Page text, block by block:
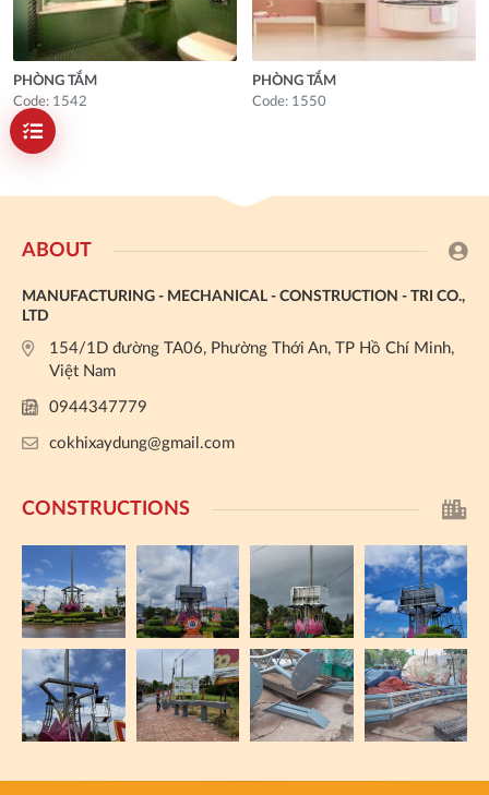
PHÒNG TẮM
Code: 1542
PHÒNG TẮM
Code: 1550
ABOUT
MANUFACTURING - MECHANICAL - CONSTRUCTION - TRI CO.,
LTD
154/1D đường TA06, Phường Thới An, TP Hồ Chí Minh,
Việt Nam
0944347779
cokhixaydung@gmail.com
CONSTRUCTIONS